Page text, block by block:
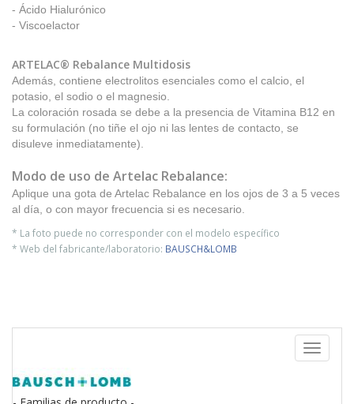
- Ácido Hialurónico
- Viscoelactor
ARTELAC® Rebalance Multidosis
Además, contiene electrolitos esenciales como el calcio, el
potasio, el sodio o el magnesio.
La coloración rosada se debe a la presencia de Vitamina B12 en
su formulación (no tiñe el ojo ni las lentes de contacto, se
disuleve inmediatamente).
Modo de uso de Artelac Rebalance:
Aplique una gota de Artelac Rebalance en los ojos de 3 a 5 veces
al día, o con mayor frecuencia si es necesario.
* La foto puede no corresponder con el modelo específico
* Web del fabricante/laboratorio: BAUSCH&LOMB
Toggle